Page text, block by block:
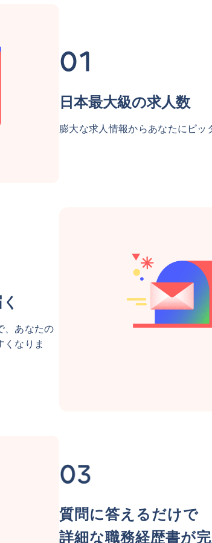
日本最大級の求人数
膨大な求人情報からあなたにピッ
、あなたの
くなりま
質問に答えるだけで
詳細な職務経歴書が